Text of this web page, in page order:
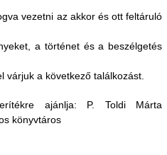
vezetni az akkor és ott feltáruló
a történet és a beszélgetés
várjuk a következő találkozást.
ajánlja: P. Toldi Márta
könyvtáros